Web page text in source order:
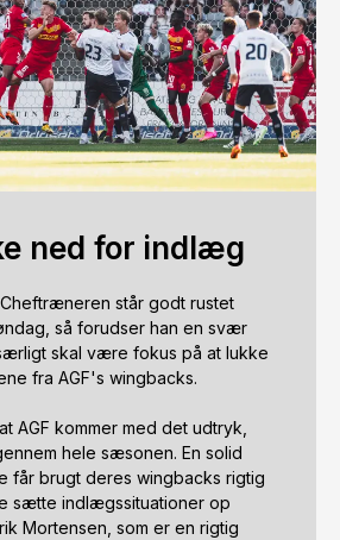
ned for indlæg
står godt rustet
så forudser han en svær
skal være fokus på at lukke
fra AGF's wingbacks.
AGF kommer med det udtryk,
hele sæsonen. En solid
får brugt deres wingbacks rigtig
sætte indlægssituationer op
Mortensen, som er en rigtig